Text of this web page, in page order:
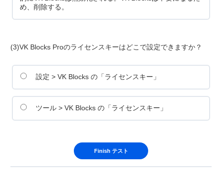
め、削除する。
(3)VK Blocks Proのライセンスキーはどこで設定できますか？
設定 > VK Blocks の「ライセンスキー」
ツール > VK Blocks の「ライセンスキー」